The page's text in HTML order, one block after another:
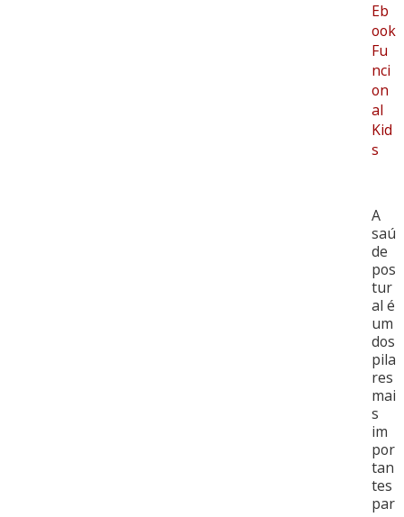
Eb
ook
Fu
nci
on
al
Kid
s
A
saú
de
pos
tur
al é
um
dos
pila
res
mai
s
im
por
tan
tes
par